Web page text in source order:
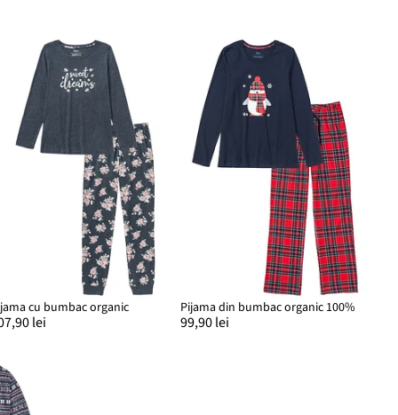
cu bumbac organic
lei
Pijama din bumbac organic 100%
99,90 lei